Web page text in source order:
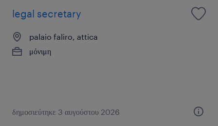
legal secretary
palaio faliro, attica
μόνιμη
δημοσιεύτηκε 3 αυγούστου 2026